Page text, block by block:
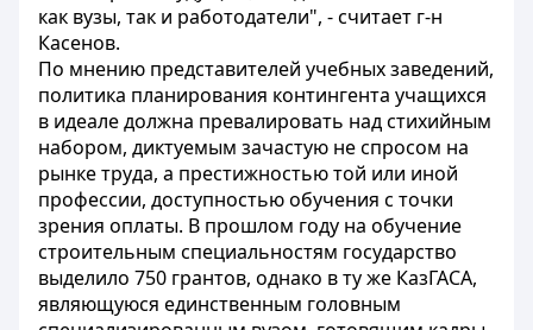
как вузы, так и работодатели", - считает г-н
Касенов.
По мнению представителей учебных заведений,
политика планирования контингента учащихся
в идеале должна превалировать над стихийным
набором, диктуемым зачастую не спросом на
рынке труда, а престижностью той или иной
профессии, доступностью обучения с точки
зрения оплаты. В прошлом году на обучение
строительным специальностям государство
выделило 750 грантов, однако в ту же КазГАСА,
являющуюся единственным головным